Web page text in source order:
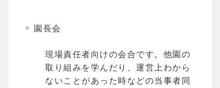
園長会
現場責任者向けの会合です。他園の
取り組みを学んだり、運営上わから
ないことがあった時などの当事者同